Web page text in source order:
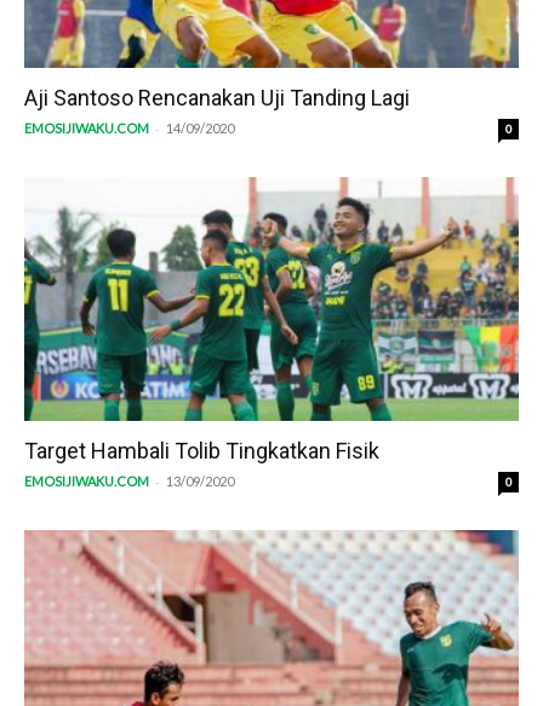
Aji Santoso Rencanakan Uji Tanding Lagi
EMOSIJIWAKU.COM - 14/09/2020 0
Target Hambali Tolib Tingkatkan Fisik
EMOSIJIWAKU.COM - 13/09/2020 0